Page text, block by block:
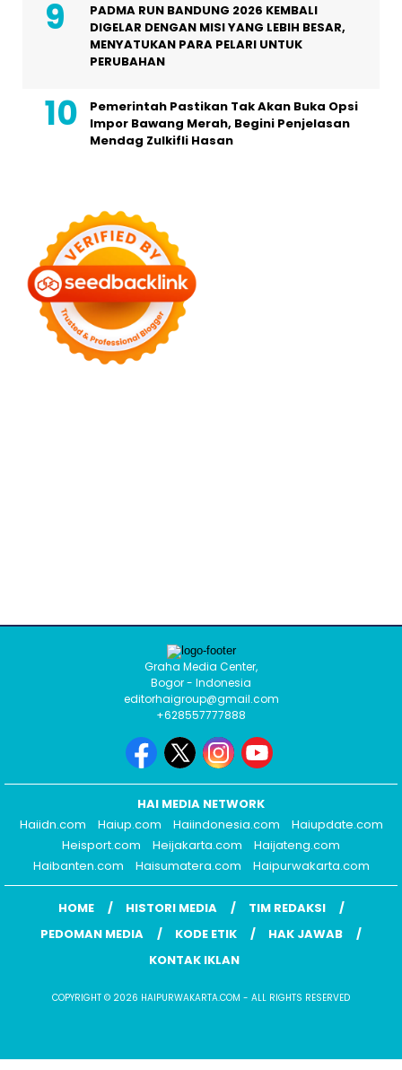
PADMA RUN BANDUNG 2026 KEMBALI
DIGELAR DENGAN MISI YANG LEBIH BESAR,
MENYATUKAN PARA PELARI UNTUK
PERUBAHAN
Pemerintah Pastikan Tak Akan Buka Opsi
Impor Bawang Merah, Begini Penjelasan
Mendag Zulkifli Hasan
Graha Media Center,
Bogor - Indonesia
editorhaigroup@gmail.com
+628557777888
HAI MEDIA NETWORK
Haiidn.com
Haiup.com Haiindonesia.com
Haiupdate.com
Heisport.com
Heijakarta.com
Haijateng.com
Haibanten.com
Haisumatera.com Haipurwakarta.com
HOME HISTORI MEDIA
TIM REDAKSI
PEDOMAN MEDIA
KODE ETIK
HAK JAWAB
KONTAK IKLAN
COPYRIGHT © 2026 HAIPURWAKARTA.COM - ALL RIGHTS RESERVED